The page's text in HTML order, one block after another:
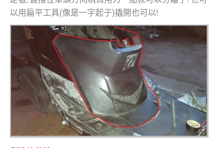
以用扁平工具(像是一字起子)撬開也可以!